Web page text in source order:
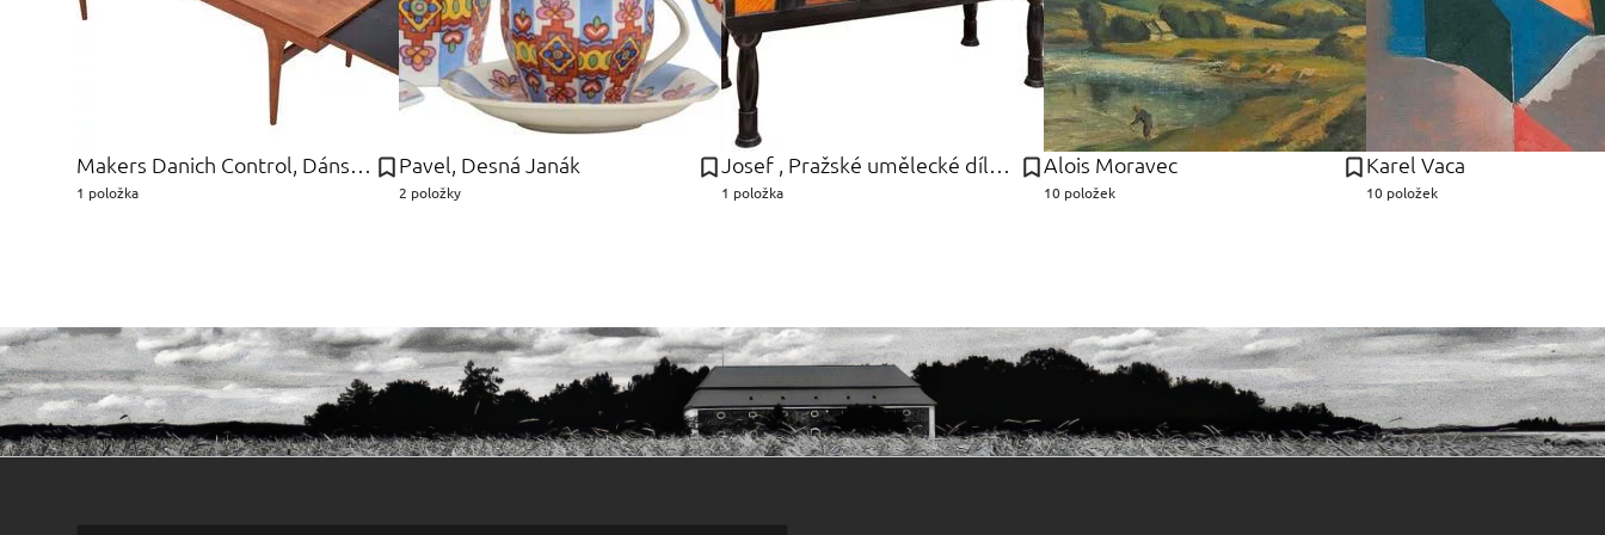
Makers Danich Control, Dánsko Furniture
1 položka
Pavel, Desná Janák
2 položky
Josef , Pražské umělecké dílny Gočár
1 položka
Alois Moravec
10 položek
Karel Vaca
10 položek